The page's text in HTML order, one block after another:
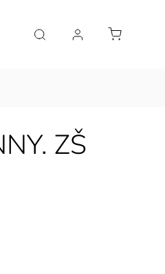
Plánovače Pro kavárny
ZŠ